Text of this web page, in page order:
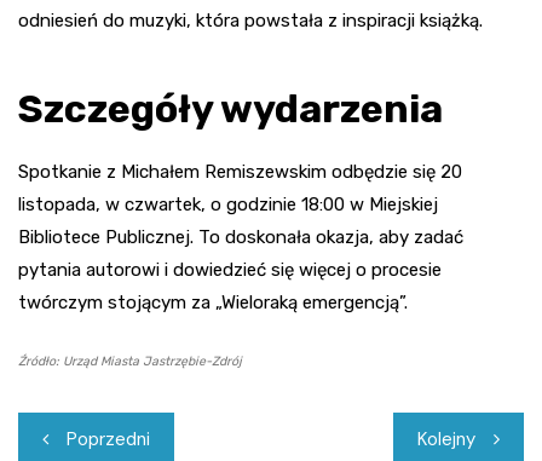
odniesień do muzyki, która powstała z inspiracji książką.
Szczegóły wydarzenia
Spotkanie z Michałem Remiszewskim odbędzie się 20
listopada, w czwartek, o godzinie 18:00 w Miejskiej
Bibliotece Publicznej. To doskonała okazja, aby zadać
pytania autorowi i dowiedzieć się więcej o procesie
twórczym stojącym za „Wieloraką emergencją”.
Źródło: Urząd Miasta Jastrzębie-Zdrój
Nawigacja
Poprzedni Kolejny